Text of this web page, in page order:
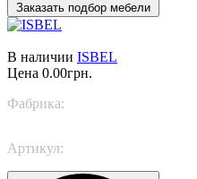
Заказать подбор мебели
В наличии ISBEL
Цена 0.00грн.
Фабрика:
Артикул: